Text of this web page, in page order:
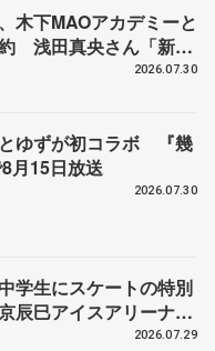
木下MAOアカデミーと
浅田真央さん「新た
添っていただけること
2026.07.30
ゆずが初コラボ 『幾
月15日放送
2026.07.30
学生にスケートの特別
辰巳アイスアリーナ
-A TURNING
2026.07.29